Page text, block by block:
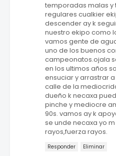
temporadas malas
regulares cualkier
descender ay k
nuestro ekipo como
vamos gente de
uno de los buenos
campeonatos.ojala
en los ultimos años
ensuciar y arrastrar
calle de la
dueño k necaxa
pinche y mediocre
90s. vamos ay k
se unde necaxa yo
rayos,fuerza rayos.
Responder Eliminar